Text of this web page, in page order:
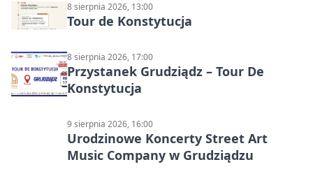
8 sierpnia 2026, 13:00
Tour de Konstytucja
8 sierpnia 2026, 17:00
Przystanek Grudziądz – Tour De
Konstytucja
9 sierpnia 2026, 16:00
Urodzinowe Koncerty Street Art
Music Company w Grudziądzu